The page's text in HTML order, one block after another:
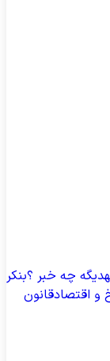
دیگه چه خبر ؟بنکر
و اقتصادقانون